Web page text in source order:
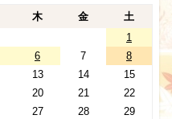
木 金
土
1
6 7
8
13 14
15
20 21
22
27 28
29